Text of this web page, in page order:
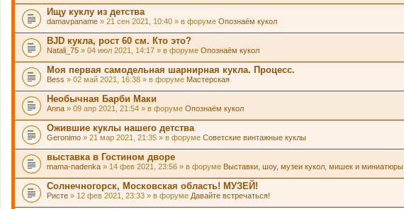
Ищу куклу из детства
damavpaname » 21 сен 2021, 10:40 » в форуме Опознаём кукол
BJD кукла, рост 60 см. Кто это?
Natali_75 » 04 июл 2021, 14:17 » в форуме Опознаём кукол
Моя первая самодельная шарнирная кукла. Процесс.
Bess » 02 май 2021, 16:38 » в форуме Мастерская
Необычная Барби Маки
Anna » 09 апр 2021, 21:54 » в форуме Опознаём кукол
Ожившие куклы нашего детства
Geronimo » 21 мар 2021, 21:35 » в форуме Советские винтажные куклы
выставка в Гостином дворе
mama-nadenka » 14 фев 2021, 23:56 » в форуме Выставки, шоу, музеи кукол, мишек и миниатюры
Солнечногорск, Московская область! МУЗЕЙ!
Ристе » 12 фев 2021, 23:33 » в форуме Давайте встречаться!